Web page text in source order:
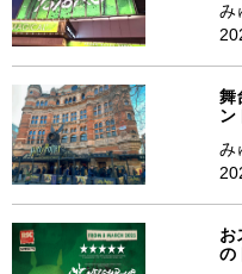
み
舞
ン
み
お
の